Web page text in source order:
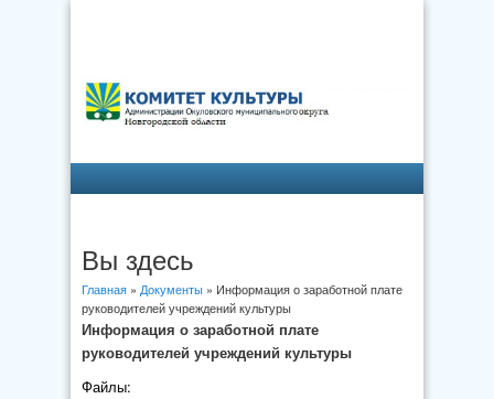
Вы здесь
Главная» Документы» Информация о заработной плате
руководителей учреждений культуры
Информация о заработной плате
руководителей учреждений культуры
Файлы: